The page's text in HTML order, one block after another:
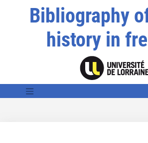
Bibliography
history in